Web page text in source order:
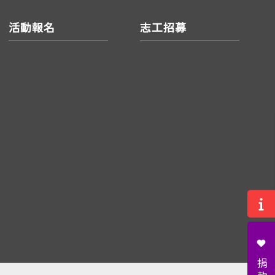
活動報名 志工招募